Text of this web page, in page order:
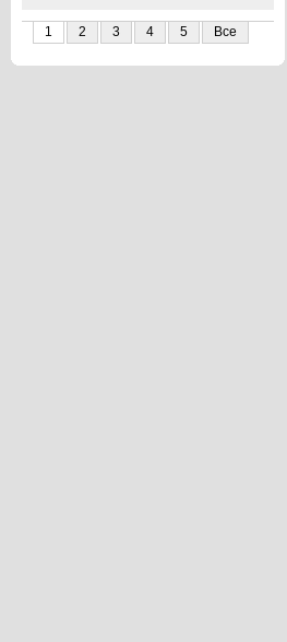
1 2 3 4 5 Все